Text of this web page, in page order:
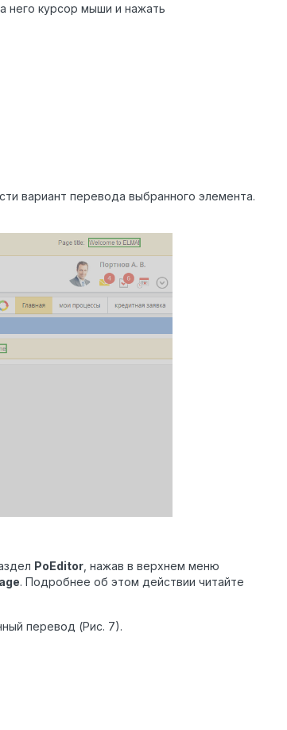
него курсор мыши и нажать
вариант перевода выбранного элемента.
PoEditor , нажав в верхнем меню
. Подробнее об этом действии читайте
перевод (Рис. 7).